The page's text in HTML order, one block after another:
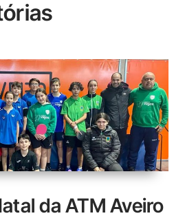
da ATM Aveiro